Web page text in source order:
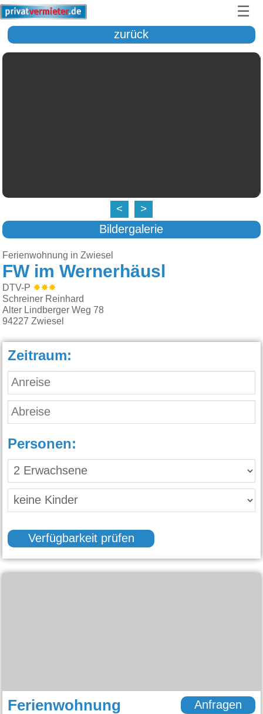
☰
zurück
< >
Bildergalerie
Ferienwohnung in Zwiesel
FW im Wernerhäusl
DTV-P
Schreiner Reinhard
Alter Lindberger Weg 78
94227 Zwiesel
Zeitraum:
Personen:
Verfügbarkeit prüfen
Ferienwohnung Anfragen